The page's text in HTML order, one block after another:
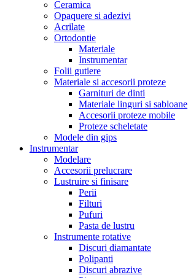
Ceramica
Opaquere si adezivi
Acrilate
Ortodontie
Materiale
Instrumentar
Folii gutiere
Materiale si accesorii proteze
Garnituri de dinti
Materiale linguri si sabloane
Accesorii proteze mobile
Proteze scheletate
Modele din gips
Instrumentar
Modelare
Accesorii prelucrare
Lustruire si finisare
Perii
Filturi
Pufuri
Pasta de lustru
Instrumente rotative
Discuri diamantate
Polipanti
Discuri abrazive